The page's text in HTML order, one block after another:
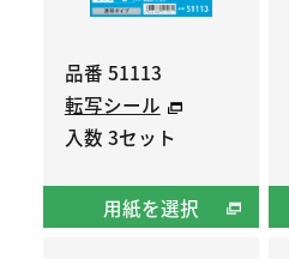
品番 51113
転写シール
入数 3セット
用紙を選択